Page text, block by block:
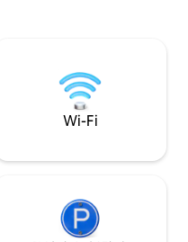
、自
Wi-Fi